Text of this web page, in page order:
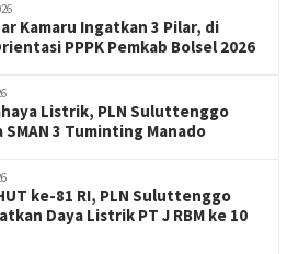
Kamaru Ingatkan 3 Pilar, di
PPPK Pemkab Bolsel 2026
Listrik, PLN Suluttenggo
3 Tuminting Manado
ke-81 RI, PLN Suluttenggo
Daya Listrik PT J RBM ke 10